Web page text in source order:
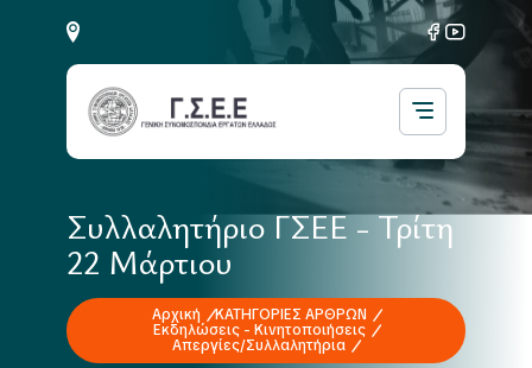
Συλλαλητήριο ΓΣΕΕ - Τρίτη
22 Μάρτιου
Αρχική
ΚΑΤΗΓΟΡΙΕΣ ΑΡΘΡΩΝ
Εκδηλώσεις - Κινητοποιήσεις
Απεργίες/Συλλαλητήρια